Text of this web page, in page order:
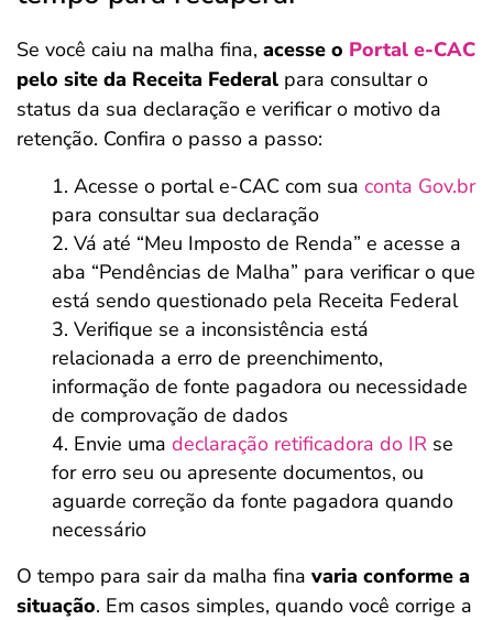
Se você caiu na malha fina, acesse o Portal e-CAC
pelo site da Receita Federal para consultar o
status da sua declaração e verificar o motivo da
retenção. Confira o passo a passo:
Acesse o portal e-CAC com sua conta Gov.br
para consultar sua declaração
Vá até “Meu Imposto de Renda” e acesse a
aba “Pendências de Malha” para verificar o que
está sendo questionado pela Receita Federal
Verifique se a inconsistência está
relacionada a erro de preenchimento,
informação de fonte pagadora ou necessidade
de comprovação de dados
Envie uma declaração retificadora do IR se
for erro seu ou apresente documentos, ou
aguarde correção da fonte pagadora quando
necessário
O tempo para sair da malha fina varia conforme a
situação. Em casos simples, quando você corrige a